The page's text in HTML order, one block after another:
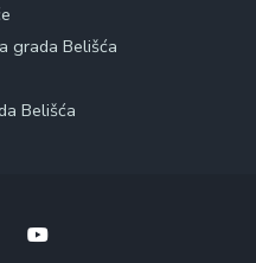
grada Belišća
Belišća